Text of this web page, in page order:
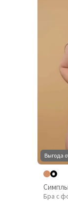
Выгода
Симплы
Бра с